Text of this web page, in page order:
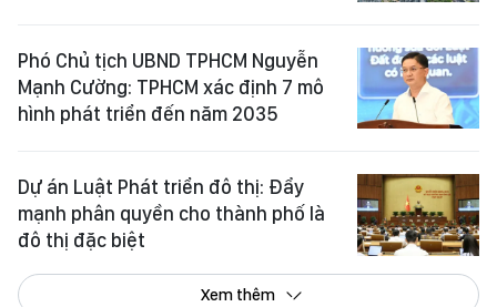
Phó Chủ tịch UBND TPHCM Nguyễn
Mạnh Cường: TPHCM xác định 7 mô
hình phát triển đến năm 2035
Dự án Luật Phát triển đô thị: Đẩy
mạnh phân quyền cho thành phố là
đô thị đặc biệt
Xem thêm